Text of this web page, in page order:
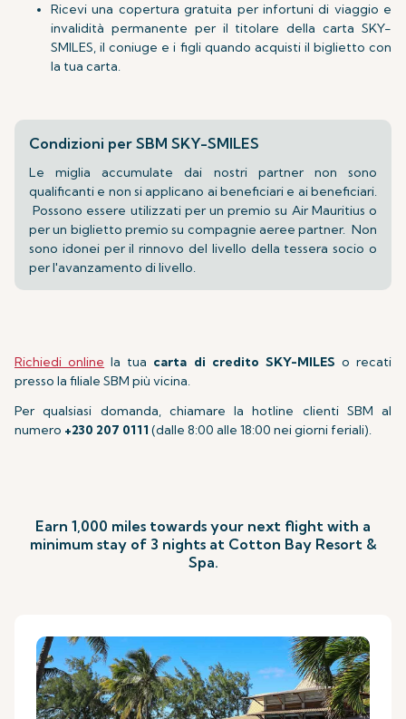
Ricevi una copertura gratuita per infortuni di viaggio e
invalidità permanente per il titolare della carta SKY-
SMILES, il coniuge e i figli quando acquisti il biglietto con
la tua carta.
Condizioni per SBM SKY-SMILES
Le miglia accumulate dai nostri partner non sono
qualificanti e non si applicano ai beneficiari e ai beneficiari.
Possono essere utilizzati per un premio su Air Mauritius o
per un biglietto premio su compagnie aeree partner. Non
sono idonei per il rinnovo del livello della tessera socio o
per l'avanzamento di livello.
Richiedi online la tua carta di credito SKY-MILES o recati
presso la filiale SBM più vicina.
Per qualsiasi domanda, chiamare la hotline clienti SBM al
numero +230 207 0111 (dalle 8:00 alle 18:00 nei giorni feriali).
Earn 1,000 miles towards your next flight with a
minimum stay of 3 nights at Cotton Bay Resort &
Spa.